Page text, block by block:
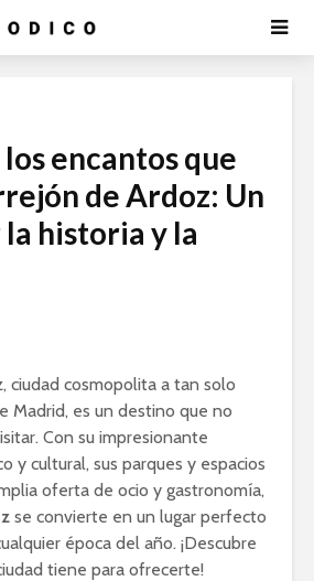
encantos que
de Ardoz: Un
la historia y la
ciudad cosmopolita a tan solo
Madrid, es un destino que no
Con su impresionante
y cultural, sus parques y espacios
oferta de ocio y gastronomía,
se convierte en un lugar perfecto
época del año. ¡Descubre
tiene para ofrecerte!